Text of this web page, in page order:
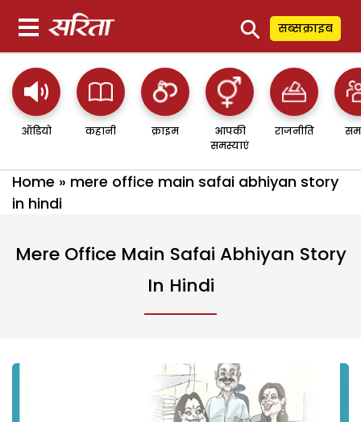
⚲ सब्सक्राइब
ऑडियो कहानी क्राइम
आपकी
समस्याएं
राजनीति
Home » mere office main safai abhiyan story
in hindi
Mere Office Main Safai Abhiyan Story
In Hindi